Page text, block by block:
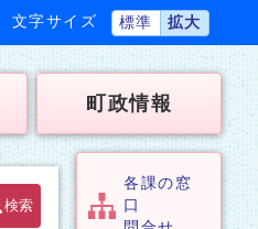
文字サイズ 標準 拡大
町政情報
検索
各課の窓
口